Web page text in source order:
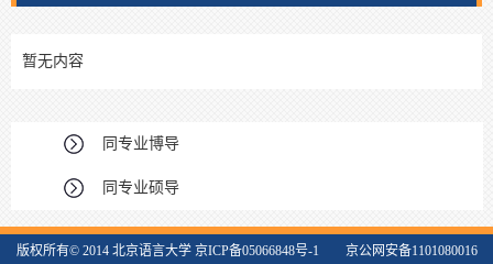
暂无内容
同专业博导
同专业硕导
版权所有© 2014 北京语言大学 京ICP备05066848号-1 京公网安备1101080016